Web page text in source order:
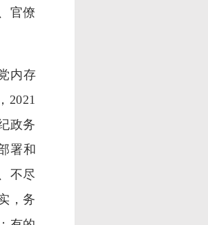
官僚
内存
2021
政务
署和
不尽
，务